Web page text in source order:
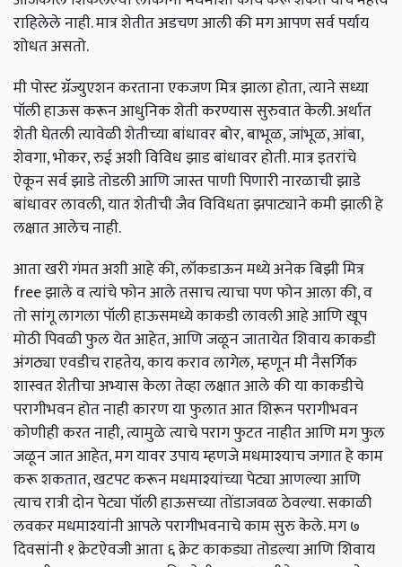
राहिलेले नाही. मात्र शेतीत अडचण आली की मग आपण सर्व पर्याय
शोधत असतो.
मी पोस्ट ग्रॅज्युएशन करताना एकजण मित्र झाला होता, त्याने सध्या
पॉली हाऊस करून आधुनिक शेती करण्यास सुरुवात केली. अर्थात
शेती घेतली त्यावेळी शेतीच्या बांधावर बोर, बाभूळ, जांभूळ, आंबा,
शेवगा, भोकर, रुई अशी विविध झाड बांधावर होती. मात्र इतरांचे
ऐकून सर्व झाडे तोडली आणि जास्त पाणी पिणारी नारळाची झाडे
बांधावर लावली, यात शेतीची जैव विविधता झपाट्याने कमी झाली हे
लक्षात आलेच नाही.
आता खरी गंमत अशी आहे की, लॉकडाऊन मध्ये अनेक बिझी मित्र
free झाले व त्यांचे फोन आले तसाच त्याचा पण फोन आला की, व
तो सांगू लागला पॉली हाऊसमध्ये काकडी लावली आहे आणि खूप
मोठी पिवळी फुल येत आहेत, आणि जळून जातायेत शिवाय काकडी
अंगठ्या एवडीच राहतेय, काय कराव लागेल, म्हणून मी नैसर्गिक
शास्वत शेतीचा अभ्यास केला तेव्हा लक्षात आले की या काकडीचे
परागीभवन होत नाही कारण या फुलात आत शिरून परागीभवन
कोणीही करत नाही, त्यामुळे त्याचे पराग फुटत नाहीत आणि मग फुल
जळून जात आहेत, मग यावर उपाय म्हणजे मधमाश्याच जगात हे काम
करू शकतात, खटपट करून मधमाश्यांच्या पेट्या आणल्या आणि
त्याच रात्री दोन पेट्या पॉली हाऊसच्या तोंडाजवळ ठेवल्या. सकाळी
लवकर मधमाश्यांनी आपले परागीभवनाचे काम सुरु केले. मग ७
दिवसांनी १ क्रेटऐवजी आता ६ क्रेट काकड्या तोडल्या आणि शिवाय